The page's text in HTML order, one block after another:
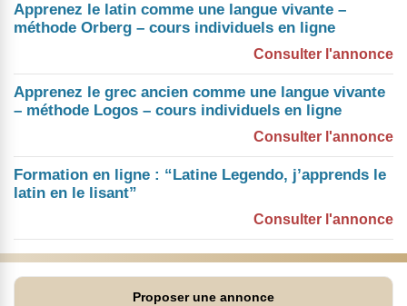
Apprenez le latin comme une langue vivante –
méthode Orberg – cours individuels en ligne
Consulter l'annonce
Apprenez le grec ancien comme une langue vivante
– méthode Logos – cours individuels en ligne
Consulter l'annonce
Formation en ligne : “Latine Legendo, j’apprends le
latin en le lisant”
Consulter l'annonce
Proposer une annonce